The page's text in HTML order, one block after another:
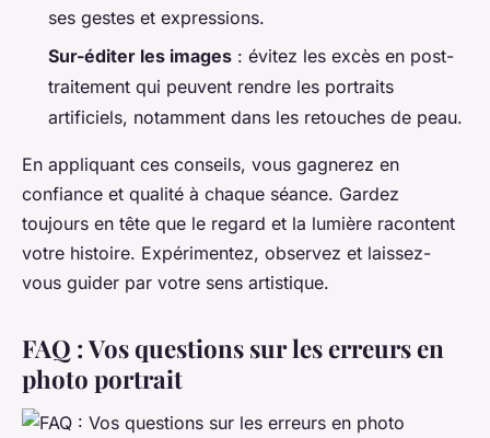
ses gestes et expressions.
Sur-éditer les images : évitez les excès en post-
traitement qui peuvent rendre les portraits
artificiels, notamment dans les retouches de peau.
En appliquant ces conseils, vous gagnerez en
confiance et qualité à chaque séance. Gardez
toujours en tête que le regard et la lumière racontent
votre histoire. Expérimentez, observez et laissez-
vous guider par votre sens artistique.
FAQ : Vos questions sur les erreurs en
photo portrait